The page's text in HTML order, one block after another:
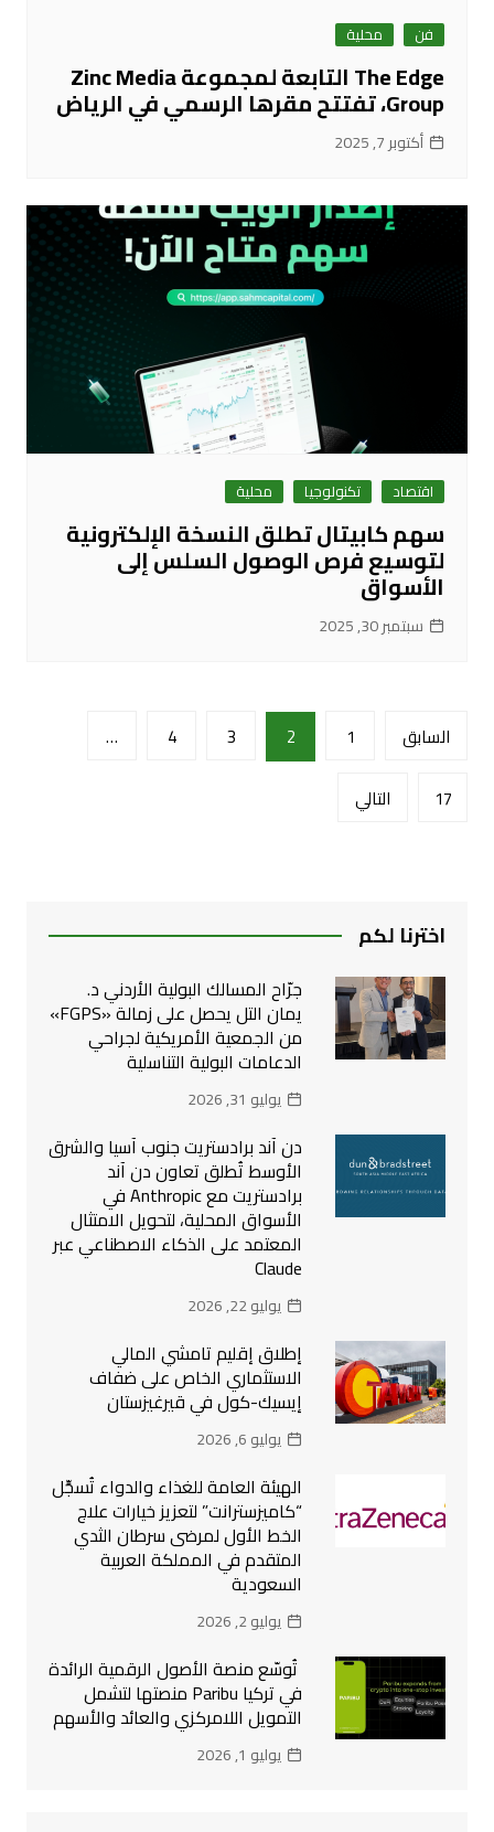
فن محلية
The Edge التابعة لمجموعة Zinc Media
Group، تفتتح مقرها الرسمي في الرياض
أكتوبر 7, 2025
اقتصاد تكنولوجيا محلية
سهم كابيتال تطلق النسخة الإلكترونية
لتوسيع فرص الوصول السلس إلى
الأسواق
سبتمبر 30, 2025
تعدد
صفحات
المقالات
السابق 1
2
3
4
…
17
التالي
اخترنا لكم
جرّاح المسالك البولية الأردني د.
يمان التل يحصل على زمالة «FGPS»
من الجمعية الأمريكية لجراحي
الدعامات البولية التناسلية
يوليو 31, 2026
دن آند برادستريت جنوب آسيا والشرق
الأوسط تُطلق تعاون دن آند
برادستريت مع Anthropic في
الأسواق المحلية، لتحويل الامتثال
المعتمد على الذكاء الاصطناعي عبر
Claude
يوليو 22, 2026
إطلاق إقليم تامشي المالي
الاستثماري الخاص على ضفاف
إيسيك-كول في قيرغيزستان
يوليو 6, 2026
الهيئة العامة للغذاء والدواء تُسجِّل
“كاميزسترانت” لتعزيز خيارات علاج
الخط الأول لمرضى سرطان الثدي
المتقدم في المملكة العربية
السعودية
يوليو 2, 2026
تُوسّع منصة الأصول الرقمية الرائدة
في تركيا Paribu منصتها لتشمل
التمويل اللامركزي والعائد والأسهم
يوليو 1, 2026